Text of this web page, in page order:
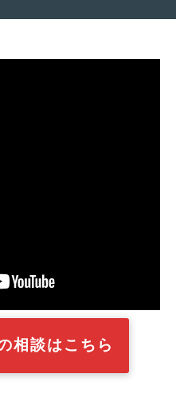
相談はこちら